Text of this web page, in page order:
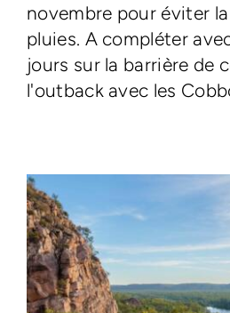
novembre pour éviter
pluies. A compléter
jours sur la barrière de
l'outback avec les